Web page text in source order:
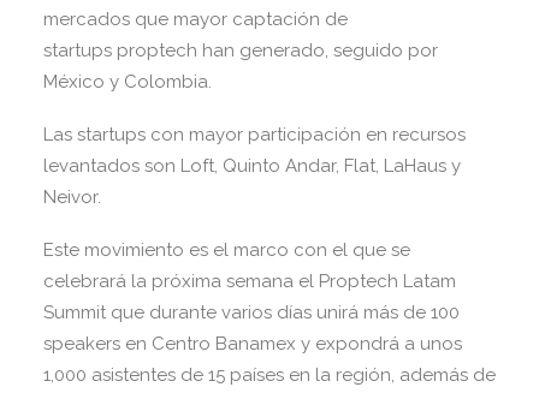
mercados que mayor captación de
startups proptech han generado, seguido por
México y Colombia.
Las startups con mayor participación en recursos
levantados son Loft, Quinto Andar, Flat, LaHaus y
Neivor.
Este movimiento es el marco con el que se
celebrará la próxima semana el Proptech Latam
Summit que durante varios días unirá más de 100
speakers en Centro Banamex y expondrá a unos
1,000 asistentes de 15 países en la región, además de